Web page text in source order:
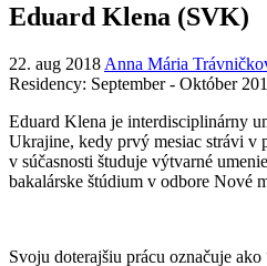
Eduard Klena (SVK)
22. aug 2018 Anna Mária
Residency: September - Október
Eduard Klena je interdisciplinárny
Ukrajine, kedy prvý mesiac strávi
v súčasnosti študuje výtvarné
bakalárske štúdium v odbore Nové
Svoju doterajšiu prácu označuje